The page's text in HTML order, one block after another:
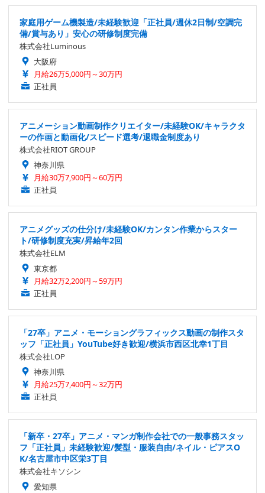
家庭用ゲーム機製造/未経験歓迎「正社員/週休2日制/空調完
備/賞与あり」安心の研修制度完備
株式会社Luminous
大阪府
月給26万5,000円～30万円
正社員
アニメーション動画制作クリエイター/未経験OK/キャラクタ
ーの作画と動画化/スピード選考/退職金制度あり
株式会社RIOT GROUP
神奈川県
月給30万7,900円～60万円
正社員
アニメグッズの仕分け/未経験OK/カンタン作業からスター
ト/研修制度充実/昇給年2回
株式会社ELM
東京都
月給32万2,200円～59万円
正社員
「27卒」アニメ・モーショングラフィックス動画の制作スタ
ッフ「正社員」YouTube好き歓迎/横浜市西区北幸1丁目
株式会社LOP
神奈川県
月給25万7,400円～32万円
正社員
「新卒・27卒」アニメ・マンガ制作会社での一般事務スタッ
フ「正社員」未経験歓迎/髪型・服装自由/ネイル・ピアスO
K/名古屋市中区栄3丁目
株式会社キソシン
愛知県